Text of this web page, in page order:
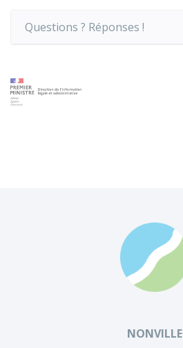
Questions ? Réponses !
NONVILLE